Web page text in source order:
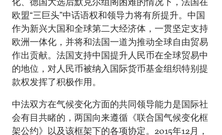
欧盟“三巨头”中话语权和领导力将有所提升。中国
作为新兴大国和全球第二大经济体，一贯坚定支持
欧洲一体化，并将和法国一道为推动全球自由贸易
作出贡献。法国支持中国提升人民币在全球贸易中
的地位，对人民币被纳入国际货币基金组织特别提
款权发挥了积极作用。
中法双方在气候变化方面的共同领导能力是国际社
会有目共睹的，两国向来遵循《联合国气候变化框
架公约》以及该框架下的各项协定。2015年12月，